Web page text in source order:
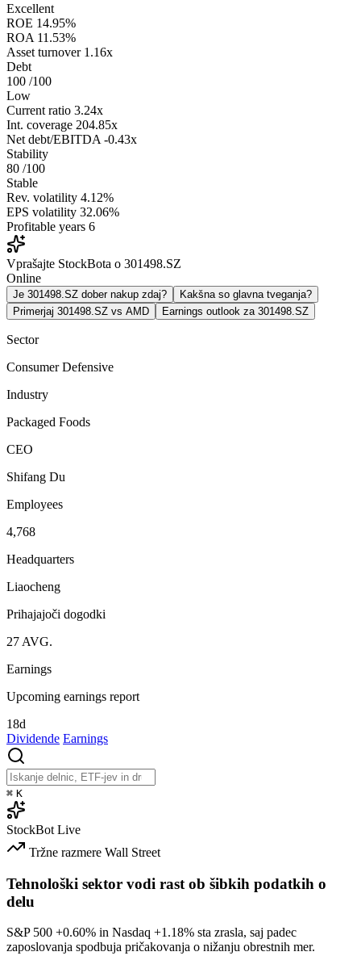
Excellent
ROE 14.95%
ROA 11.53%
Asset turnover 1.16x
Debt
100 /100
Low
Current ratio 3.24x
Int. coverage 204.85x
Net debt/EBITDA -0.43x
Stability
80 /100
Stable
Rev. volatility 4.12%
EPS volatility 32.06%
Profitable years 6
Vprašajte StockBota o 301498.SZ
Online
Je 301498.SZ dober nakup zdaj?
Kakšna so glavna tveganja?
Primerjaj 301498.SZ vs AMD
Earnings outlook za 301498.SZ
Sector
Consumer Defensive
Industry
Packaged Foods
CEO
Shifang Du
Employees
4,768
Headquarters
Liaocheng
Prihajajoči dogodki
27 AVG.
Earnings
Upcoming earnings report
18d
Dividende Earnings
⌘ K
StockBot Live
Tržne razmere Wall Street
Tehnološki sektor vodi rast ob šibkih podatkih o
delu
S&P 500 +0.60% in Nasdaq +1.18% sta zrasla, saj padec
zaposlovanja spodbuja pričakovanja o nižanju obrestnih mer.